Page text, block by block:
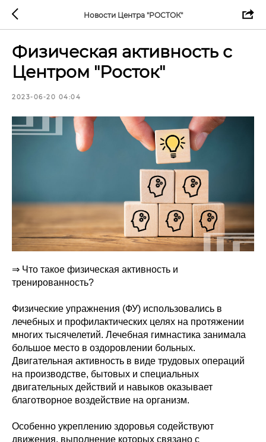
Новости Центра "РОСТОК"
Физическая активность с
Центром "Росток"
2023-06-20 04:04
⇒ Что такое физическая активность и
тренированность?
Физические упражнения (ФУ) использовались в
лечебных и профилактических целях на протяжении
многих тысячелетий. Лечебная гимнастика занимала
большое место в оздоровлении больных.
Двигательная активность в виде трудовых операций
на производстве, бытовых и специальных
двигательных действий и навыков оказывает
благотворное воздействие на организм.
Особенно укреплению здоровья содействуют
движения, выполнение которых связано с